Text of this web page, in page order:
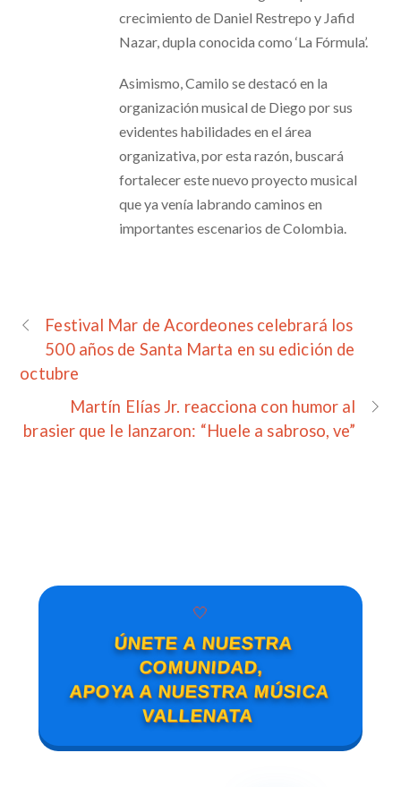
crecimiento de Daniel Restrepo y Jafid
Nazar, dupla conocida como ‘La Fórmula’.
Asimismo, Camilo se destacó en la
organización musical de Diego por sus
evidentes habilidades en el área
organizativa, por esta razón, buscará
fortalecer este nuevo proyecto musical
que ya venía labrando caminos en
importantes escenarios de Colombia.
Festival Mar de Acordeones celebrará los
500 años de Santa Marta en su edición de
octubre
Martín Elías Jr. reacciona con humor al
brasier que le lanzaron: “Huele a sabroso, ve”
🤍
ÚNETE A NUESTRA
COMUNIDAD,
APOYA A NUESTRA MÚSICA
VALLENATA